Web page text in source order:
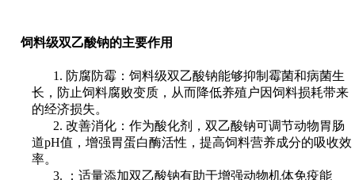
饲料级双乙酸钠的主要作用
1. 防腐防霉：饲料级双乙酸钠能够抑制霉菌和病菌生
长，防止饲料腐败变质，从而降低养殖户因饲料损耗带来
的经济损失。
2. 改善消化：作为酸化剂，双乙酸钠可调节动物胃肠
道pH值，增强胃蛋白酶活性，提高饲料营养成分的吸收效
率。
3. ：适量添加双乙酸钠有助于增强动物机体免疫能